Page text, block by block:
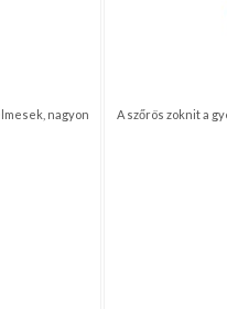
nagyon
A szőrös zoknit a